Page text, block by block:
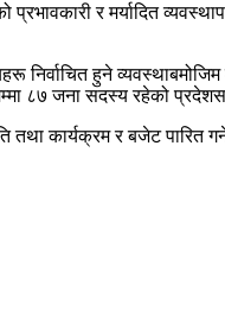
र मर्यादित
निर्वाचित हुने
८७ जना सदस्य रहेको
कार्यक्रम र बजेट पारित